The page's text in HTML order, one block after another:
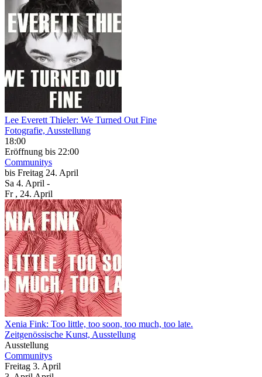
Lee Everett Thieler: We Turned Out Fine
Fotografie, Ausstellung
18:00
Eröffnung bis 22:00
Communitys
bis Freitag 24. April
Sa 4. April -
Fr , 24. April
Xenia Fink: Too little, too soon, too much, too late.
Zeitgenössische Kunst, Ausstellung
Ausstellung
Communitys
Freitag 3. April